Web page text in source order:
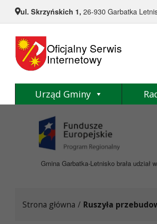
ul. Skrzyńskich 1, 26-930 Garbatka
Oficjalny Serwis
Internetowy
Urząd Gminy
Gmina Garbatka-Letnisko brała udział
Strona główna / Ruszyła